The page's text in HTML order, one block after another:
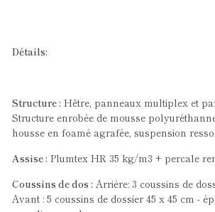
Détails:
Structure : Hêtre, panneaux multiplex et
Structure enrobée de mousse
housse en foamé agrafée, suspension
Assise : Plumtex HR 35 kg/m3 + percale
Coussins de dos : Arrière: 3 coussins de
Avant : 5 coussins de dossier 45 x 45 cm -